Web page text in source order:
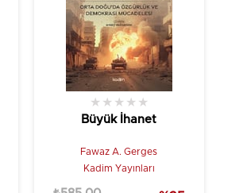
Büyük İhanet
★ ★ ★ ★ ★
Fawaz A. Gerges
Kadim Yayınları